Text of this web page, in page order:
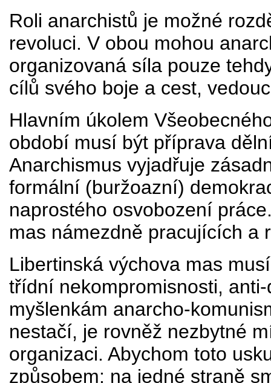
Roli anarchistů je možné
revoluci. V obou mohou
organizovaná síla pouze
cílů svého boje a cest,
Hlavním úkolem
období musí být příprava
Anarchismus vyjadřuje
formální (buržoazní)
naprostého osvobození
mas námezdně pracujících a
Libertinská výchova mas
třídní nekompromisnosti,
myšlenkám anarcho-
nestačí, je rovněž nezbytné
organizaci. Abychom toto
způsobem: na jedné straně